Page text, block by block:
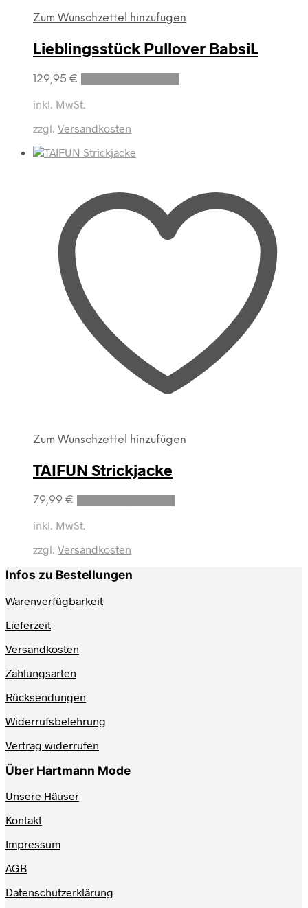
Zum Wunschzettel hinzufügen
Lieblingsstück Pullover BabsiL
129,95 €
Dieses
auf
der
Produktseite
inkl. MwSt.
zzgl. Versandkosten
Zum Wunschzettel hinzufügen
TAIFUN Strickjacke
79,99 €
Dieses
inkl. MwSt.
zzgl. Versandkosten
Infos zu Bestellungen
Warenverfügbarkeit
Lieferzeit
Versandkosten
Zahlungsarten
Rücksendungen
Widerrufsbelehrung
Vertrag widerrufen
Über Hartmann Mode
Unsere Häuser
Kontakt
Impressum
AGB
Datenschutzerklärung